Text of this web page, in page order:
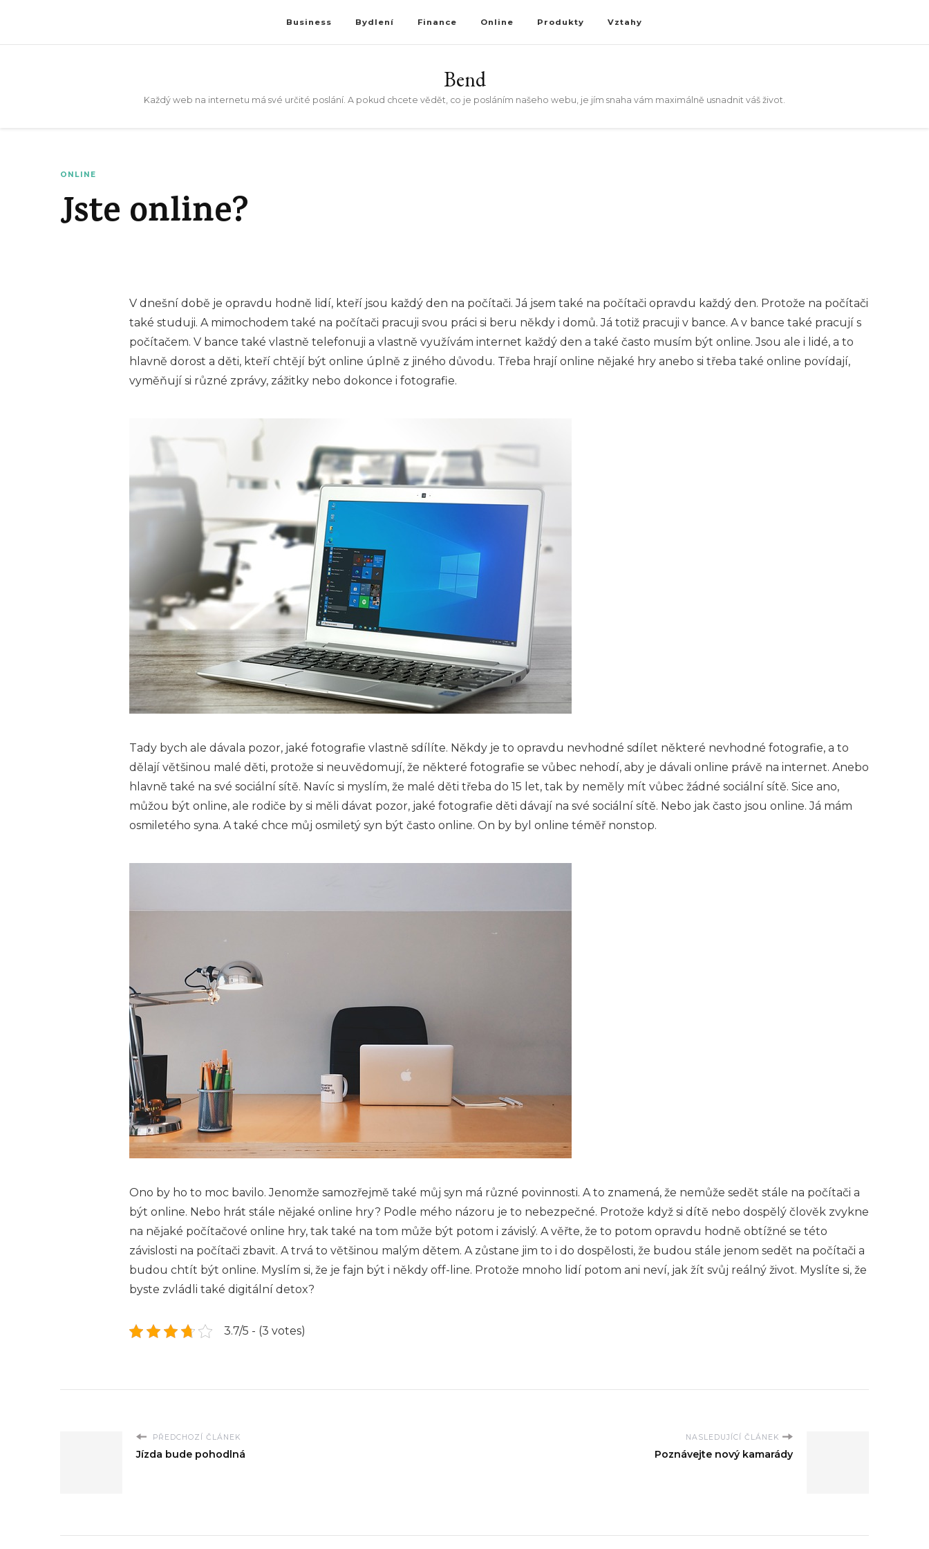
Business Bydlení Finance Online Produkty Vztahy
Bend
Každý web na internetu má své určité poslání. A pokud chcete vědět, co je posláním našeho webu, je jím snaha vám maximálně usnadnit váš život.
ONLINE
Jste online?
V dnešní době je opravdu hodně lidí, kteří jsou každý den na počítači. Já jsem také na počítači opravdu každý den. Protože na počítači
také studuji. A mimochodem také na počítači pracuji svou práci si beru někdy i domů. Já totiž pracuji v bance. A v bance také pracují s
počítačem. V bance také vlastně telefonuji a vlastně využívám internet každý den a také často musím být online. Jsou ale i lidé, a to
hlavně dorost a děti, kteří chtějí být online úplně z jiného důvodu. Třeba hrají online nějaké hry anebo si třeba také online povídají,
vyměňují si různé zprávy, zážitky nebo dokonce i fotografie.
Tady bych ale dávala pozor, jaké fotografie vlastně sdílíte. Někdy je to opravdu nevhodné sdílet některé nevhodné fotografie, a to
dělají většinou malé děti, protože si neuvědomují, že některé fotografie se vůbec nehodí, aby je dávali online právě na internet. Anebo
hlavně také na své sociální sítě. Navíc si myslím, že malé děti třeba do 15 let, tak by neměly mít vůbec žádné sociální sítě. Sice ano,
můžou být online, ale rodiče by si měli dávat pozor, jaké fotografie děti dávají na své sociální sítě. Nebo jak často jsou online. Já mám
osmiletého syna. A také chce můj osmiletý syn být často online. On by byl online téměř nonstop.
Ono by ho to moc bavilo. Jenomže samozřejmě také můj syn má různé povinnosti. A to znamená, že nemůže sedět stále na počítači a
být online. Nebo hrát stále nějaké online hry? Podle mého názoru je to nebezpečné. Protože když si dítě nebo dospělý člověk zvykne
na nějaké počítačové online hry, tak také na tom může být potom i závislý. A věřte, že to potom opravdu hodně obtížné se této
závislosti na počítači zbavit. A trvá to většinou malým dětem. A zůstane jim to i do dospělosti, že budou stále jenom sedět na počítači a
budou chtít být online. Myslím si, že je fajn být i někdy off-line. Protože mnoho lidí potom ani neví, jak žít svůj reálný život. Myslíte si, že
byste zvládli také digitální detox?
3.7/5 - (3 votes)
PŘEDCHOZÍ ČLÁNEK
Jízda bude pohodlná
NASLEDUJÍCÍ ČLÁNEK
Poznávejte nový kamarády